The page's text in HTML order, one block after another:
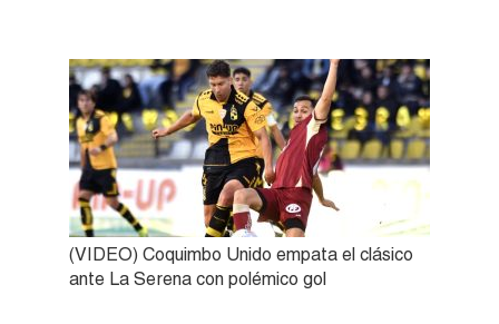
(VIDEO) Coquimbo Unido empata el clásico
ante La Serena con polémico gol